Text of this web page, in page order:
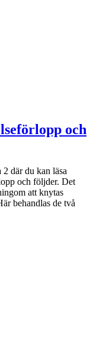
och
där du kan läsa
och följder. Det
att knytas
behandlas de två